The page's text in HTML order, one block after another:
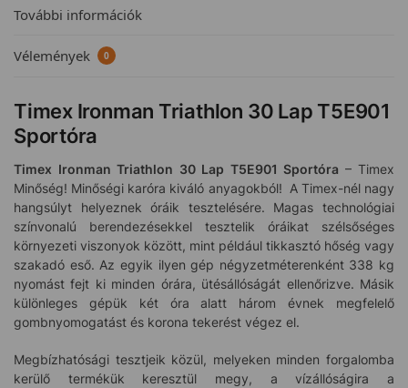
További információk
Vélemények 0
Timex Ironman Triathlon 30 Lap T5E901
Sportóra
Timex Ironman Triathlon 30 Lap T5E901 Sportóra – Timex
Minőség! Minőségi karóra kiváló anyagokból! A Timex-nél nagy
hangsúlyt helyeznek óráik tesztelésére. Magas technológiai
színvonalú berendezésekkel tesztelik óráikat szélsőséges
környezeti viszonyok között, mint például tikkasztó hőség vagy
szakadó eső. Az egyik ilyen gép négyzetméterenként 338 kg
nyomást fejt ki minden órára, ütésállóságát ellenőrizve. Másik
különleges gépük két óra alatt három évnek megfelelő
gombnyomogatást és korona tekerést végez el.
Megbízhatósági tesztjeik közül, melyeken minden forgalomba
kerülő termékük keresztül megy, a vízállóságira a